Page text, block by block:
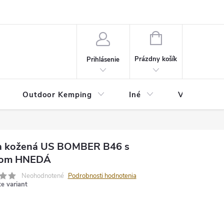
Prihlásenie
NÁKUPNÝ
Prázdny košík
Outdoor Kemping Iné Veľkostná
kožená US BOMBER B46 s
HNEDÁ
Neohodnotené Podrobnosti hodnotenia
variant